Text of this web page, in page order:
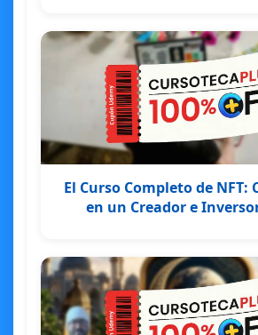
El Curso Completo de NFT:
en un Creador e